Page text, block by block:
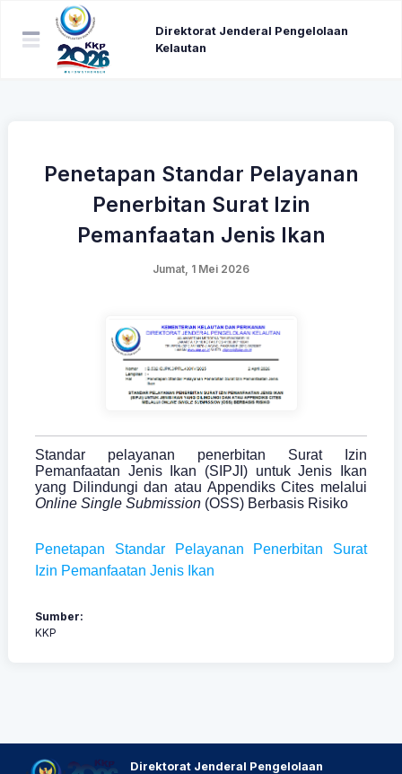
Direktorat Jenderal Pengelolaan
Kelautan
Penetapan Standar Pelayanan
Penerbitan Surat Izin
Pemanfaatan Jenis Ikan
Jumat, 1 Mei 2026
Standar pelayanan penerbitan Surat Izin
Pemanfaatan Jenis Ikan (SIPJI) untuk Jenis Ikan
yang Dilindungi dan atau Appendiks Cites melalui
Online Single Submission (OSS) Berbasis Risiko
Penetapan Standar Pelayanan Penerbitan Surat
Izin Pemanfaatan Jenis Ikan
Sumber:
KKP
Direktorat Jenderal Pengelolaan